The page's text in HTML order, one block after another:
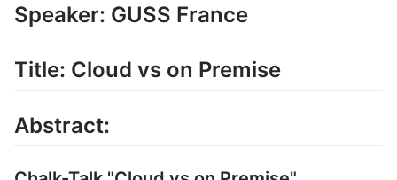
Speaker: GUSS France
Title: Cloud vs on Premise
Abstract: